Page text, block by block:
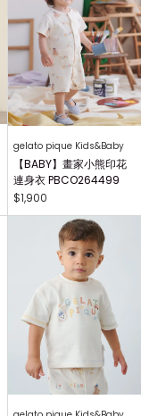
gelato pique Kids&Baby
【BABY】畫家小熊印花
連身衣 PBCO264499
$1,900